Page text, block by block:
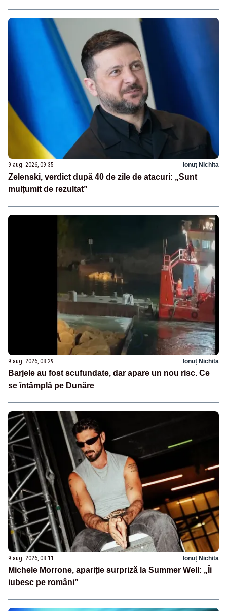
9 aug. 2026, 09:35 Ionuț Nichita
Zelenski, verdict după 40 de zile de atacuri: „Sunt
mulțumit de rezultat”
9 aug. 2026, 08:29 Ionuț Nichita
Barjele au fost scufundate, dar apare un nou risc. Ce
se întâmplă pe Dunăre
9 aug. 2026, 08:11 Ionuț Nichita
Michele Morrone, apariție surpriză la Summer Well: „Îi
iubesc pe români”